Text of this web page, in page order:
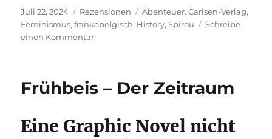
Veröffentlicht
am
Juli 22, 2024 Kategorien
Rezensionen Schlagwörter
Abenteuer,Carlsen-Verlag,
Feminismus,frankobelgisch, History,Spirou
Schreibe
einen Kommentarzu
J.
Frühbeis – Der Zeitraum
Eine Graphic Novel nicht